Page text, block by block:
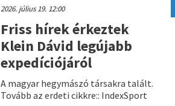
2026. július 19. 12:00
Friss hírek érkeztek
Klein Dávid legújabb
expedíciójáról
A magyar hegymászó társakra talált.
Tovább az erdeti cikkre:: IndexSport